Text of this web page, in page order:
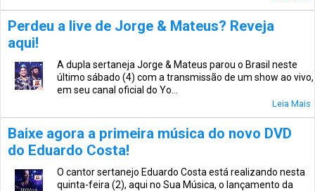
Perdeu a live de Jorge & Mateus? Reveja
aqui!
A dupla sertaneja Jorge & Mateus parou o Brasil neste
último sábado (4) com a transmissão de um show ao vivo,
em seu canal oficial do Yo...
Leia Mais
Baixe agora a primeira música do novo DVD
do Eduardo Costa!
O cantor sertanejo Eduardo Costa está realizando nesta
quinta-feira (2), aqui no Sua Música, o lançamento da